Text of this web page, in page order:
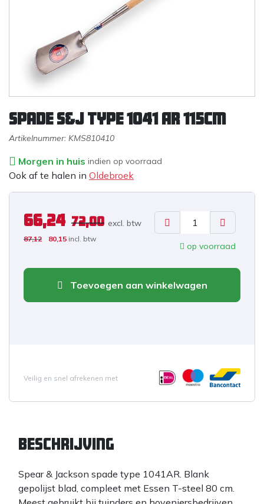
Spade S&J type 1041 AR 115cm
Artikelnummer: KMS810410
Morgen in huis indien op voorraad
Ook af te halen in Oldebroek
66,24 72,00 excl. btw
87,12 80,15 incl. btw
op voorraad
Toevoegen aan winkelwagen
Veilig en snel afrekenen met
Beschrijving
Spear & Jackson spade type 1041AR. Blank
gepolijst blad, compleet met Essen T-steel 80 cm.